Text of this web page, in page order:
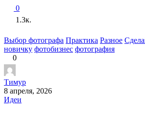
0
1.3к.
Выбор фотографа Практика Разное
новичку фотобизнес фотография
0
Тимур
8 апреля, 2026
Идеи